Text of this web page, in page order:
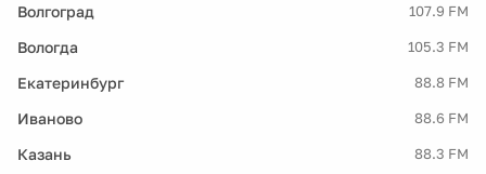
Волгоград 107.9 FM
Вологда 105.3 FM
Екатеринбург 88.8 FM
Иваново 88.6 FM
Казань 88.3 FM